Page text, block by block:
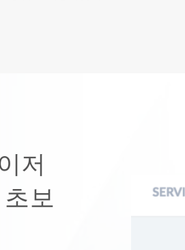
저
보